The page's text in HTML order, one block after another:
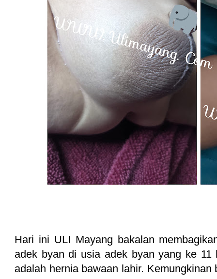
Hari ini ULI Mayang bakalan
adek byan di usia adek byan yang ke
adalah hernia bawaan lahir.